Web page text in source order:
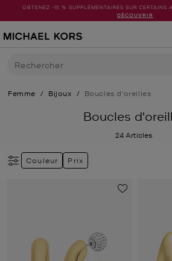
OBTENEZ -15 % SUPPLÉMENTAIRES SUR CERTAINS
DÉCOUVRIR
Rechercher
Femme / Bijoux / Boucles d'oreilles
Boucles
24 Articles
Couleur Prix